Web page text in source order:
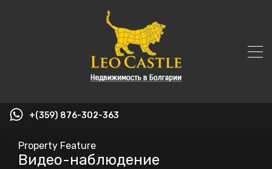
+(359) 876-302-363
Property Feature
Видео-наблюдение